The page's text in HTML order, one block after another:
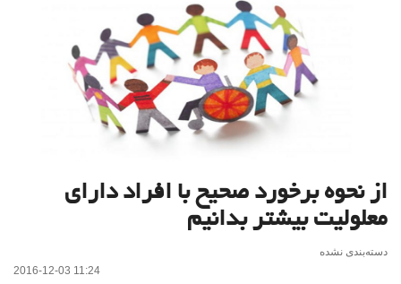
از نحوه برخورد صحیح با افراد دارای
معلولیت بیشتر بدانیم
دسته‌بندی نشده
2016-12-03 11:24